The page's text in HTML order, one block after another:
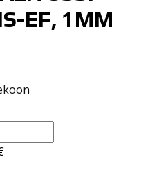
EF, 1MM